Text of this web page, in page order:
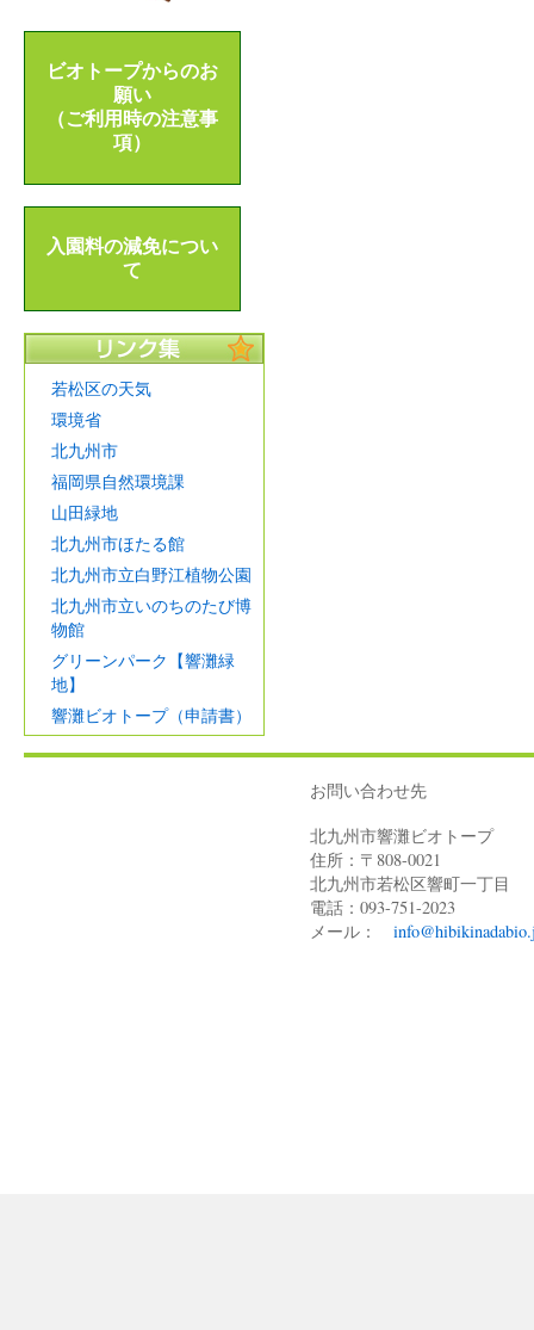
ビオトープからのお
願い
（ご利用時の注意事
項）
入園料の減免につい
て
若松区の天気
環境省
北九州市
福岡県自然環境課
山田緑地
北九州市ほたる館
北九州市立白野江植物公園
北九州市立いのちのたび博
物館
グリーンパーク【響灘緑
地】
響灘ビオトープ（申請書）
お問い合わせ先
北九州市響灘ビオトープ
住所：〒808-0021
北九州市若松区響町一丁目
電話：093-751-2023
メール：